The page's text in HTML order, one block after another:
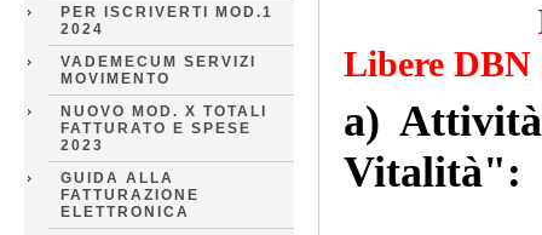
PER ISCRIVERTI MOD.1
2024
VADEMECUM SERVIZI
MOVIMENTO
NUOVO MOD. X TOTALI
FATTURATO E SPESE
2023
GUIDA ALLA
FATTURAZIONE
ELETTRONICA
I servizi
Libere DBN
a)
Vitalità":